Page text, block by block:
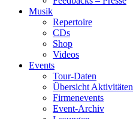
Musik
Repertoire
CDs
Shop
Videos
Events
Tour-Daten
Übersicht Aktivitäten
Firmenevents
Event-Archiv